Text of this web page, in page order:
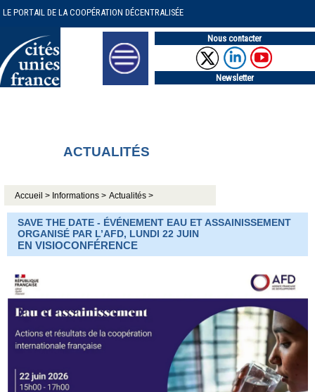
LE PORTAIL DE LA COOPÉRATION DÉCENTRALISÉE
Nous contacter
Newsletter
ACTUALITÉS
Accueil > Informations > Actualités >
SAVE THE DATE - ÉVÉNEMENT EAU ET ASSAINISSEMENT
ORGANISÉ PAR L’AFD, LUNDI 22 JUIN
EN VISIOCONFÉRENCE